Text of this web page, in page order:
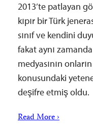
2013’te patlayan
kıpır bir Türk
sınıf ve kendini
fakat aynı
medyasının
konusundaki
deşifre etmiş oldu.
Read More ›